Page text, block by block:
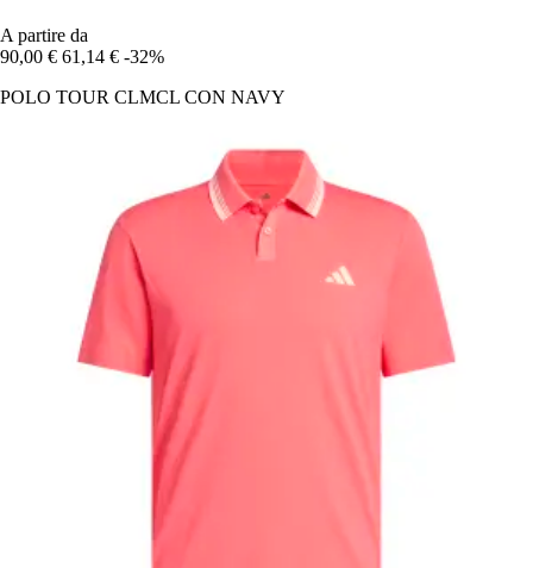
A partire da
90,00 € 61,14 € -32%
POLO TOUR CLMCL CON NAVY